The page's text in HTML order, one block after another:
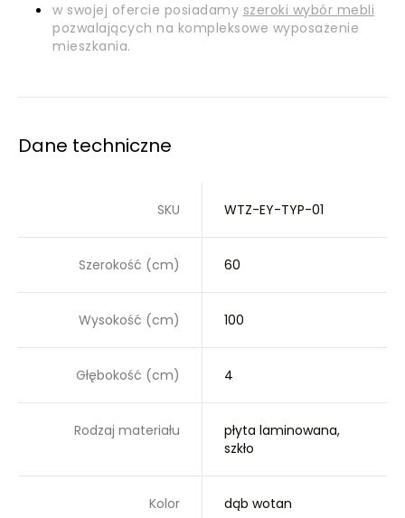
w swojej ofercie posiadamy szeroki wybór mebli
pozwalających na kompleksowe wyposażenie
mieszkania.
Dane techniczne
SKU WTZ-EY-TYP-01
Szerokość (cm) 60
Wysokość (cm) 100
Głębokość (cm) 4
Rodzaj materiału
płyta laminowana,
szkło
Kolor dąb wotan